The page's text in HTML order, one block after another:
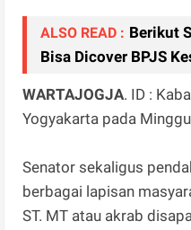
ALSO READ : Berikut
Bisa Dicover BPJS
WARTAJOGJA. ID :
Yogyakarta pada
Senator sekaligus
berbagai lapisan
ST. MT atau akrab